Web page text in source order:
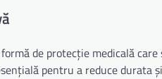
de protecție medicală
pentru a reduce durata